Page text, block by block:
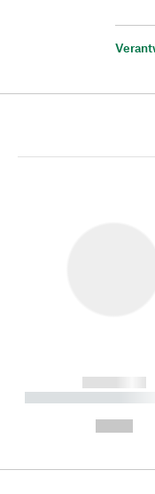
------------
----------- -----------